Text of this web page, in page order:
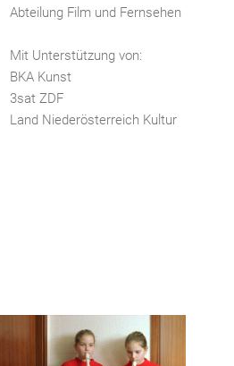
Abteilung Film und Fernsehen
Mit Unterstützung von:
BKA Kunst
3sat ZDF
Land Niederösterreich Kultur